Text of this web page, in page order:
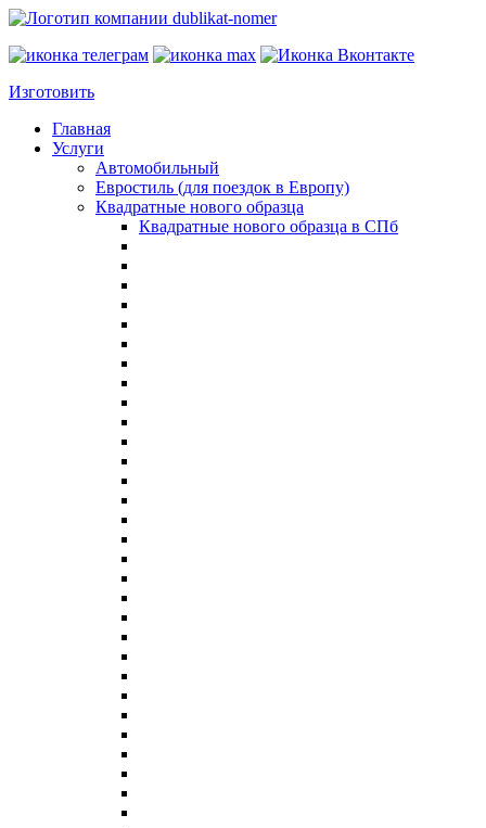
Изготовить
Главная
Услуги
Автомобильный
Евростиль (для поездок в Европу)
Квадратные нового образца
Квадратные нового образца в СПб